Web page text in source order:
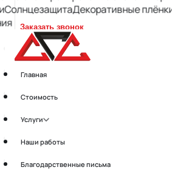
Заказать звонок
Главная
Стоимость
Услуги
Наши работы
Благодарственные письма
Сертификаты
Декоративные плёнки
Главная
Стоимость
Услуги
Наши работы
Благодарственные письма